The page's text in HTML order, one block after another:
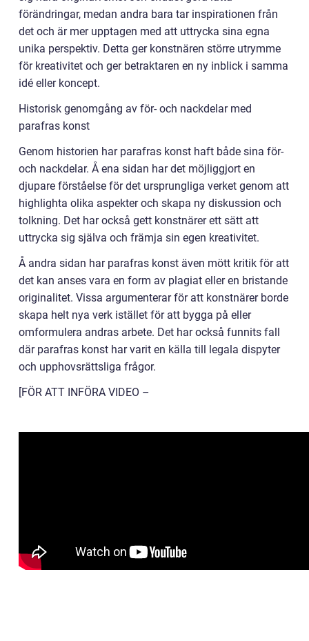
förändringar, medan andra bara tar inspirationen från
det och är mer upptagen med att uttrycka sina egna
unika perspektiv. Detta ger konstnären större utrymme
för kreativitet och ger betraktaren en ny inblick i samma
idé eller koncept.
Historisk genomgång av för- och nackdelar med
parafras konst
Genom historien har parafras konst haft både sina för-
och nackdelar. Å ena sidan har det möjliggjort en
djupare förståelse för det ursprungliga verket genom att
highlighta olika aspekter och skapa ny diskussion och
tolkning. Det har också gett konstnärer ett sätt att
uttrycka sig själva och främja sin egen kreativitet.
Å andra sidan har parafras konst även mött kritik för att
det kan anses vara en form av plagiat eller en bristande
originalitet. Vissa argumenterar för att konstnärer borde
skapa helt nya verk istället för att bygga på eller
omformulera andras arbete. Det har också funnits fall
där parafras konst har varit en källa till legala dispyter
och upphovsrättsliga frågor.
[FÖR ATT INFÖRA VIDEO –